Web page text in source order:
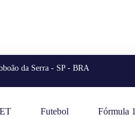
da Serra - SP - BRA
Futebol Fórmula 1